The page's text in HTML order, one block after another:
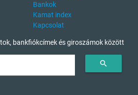
Bankok
Kamat index
Kapcsolat
bankfiókcímek és giroszámok között
search